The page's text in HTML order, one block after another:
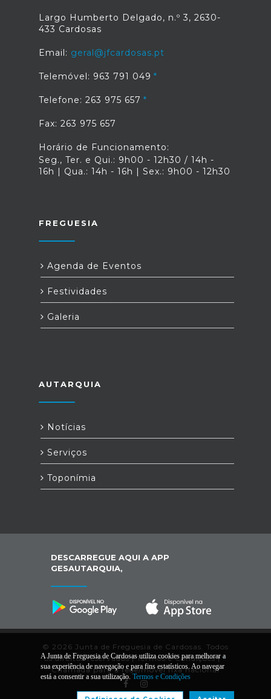
Largo Humberto Delgado, n.º 3, 2630-
433 Cardosas
Email: geral@jfcardosas.pt
Telemóvel: 963 791 049
Telefone: 263 975 657
Fax: 263 975 657
Horário de Funcionamento:
Seg., Ter. e Qui.: 9h00 - 12h30 / 14h -
16h | Qua.: 14h - 16h | Sex.: 9h00 - 12h30
FREGUESIA
Agenda de Eventos
Festividades
Galeria
AUTARQUIA
Notícias
Serviços
Toponímia
DESCARREGUE AQUI A APP
GESAUTARQUIA,
© 2026 Junta de Freguesia de Cardosas. Todos
os direitos reservados |Termos e Condições| *
Chamada para a rede/móvel fixa nacional
A Junta de Freguesia de Cardosas utiliza cookies para melhorar a
sua experiência de navegação e para fins estatísticos. Ao navegar
está a consentir a sua utilização. Termos e Condições